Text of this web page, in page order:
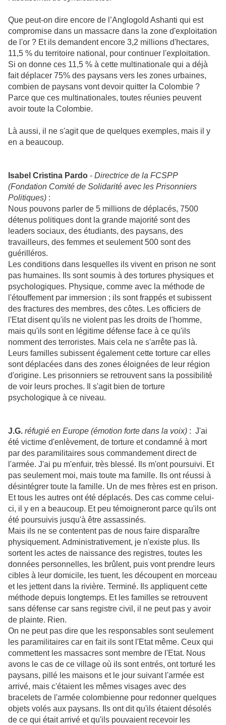
Que peut-on dire encore de l’Anglogold Ashanti qui est
compromise dans un massacre dans la zone d'exploitation
de l'or ? Et ils demandent encore 3,2 millions d'hectares,
11,5 % du territoire national, pour continuer l'exploitation.
Si on donne ces 11,5 % à cette multinationale qui a déjà
fait déplacer 75% des paysans vers les zones urbaines,
combien de paysans vont devoir quitter la Colombie ?
Parce que ces multinationales, toutes réunies peuvent
avoir toute la Colombie.
Là aussi, il ne s'agit que de quelques exemples, mais il y
en a beaucoup.
Isabel Cristina Pardo - Directrice de la FCSPP
(Fondation Comité de Solidarité avec les Prisonniers
Politiques) :
Nous pouvons parler de 5 millions de déplacés, 7500
détenus politiques dont la grande majorité sont des
leaders sociaux, des étudiants, des paysans, des
travailleurs, des femmes et seulement 500 sont des
guérilléros.
Les conditions dans lesquelles ils vivent en prison ne sont
pas humaines. Ils sont soumis à des tortures physiques et
psychologiques. Physique, comme avec la méthode de
l'étouffement par immersion ; ils sont frappés et subissent
des fractures des membres, des côtes. Les officiers de
l'Etat disent qu'ils ne violent pas les droits de l'homme,
mais qu'ils sont en légitime défense face à ce qu'ils
nomment des terroristes. Mais cela ne s'arrête pas là.
Leurs familles subissent également cette torture car elles
sont déplacées dans des zones éloignées de leur région
d'origine. Les prisonniers se retrouvent sans la possibilité
de voir leurs proches. Il s'agit bien de torture
psychologique à ce niveau.
J.G. réfugié en Europe (émotion forte dans la voix) : J'ai
été victime d'enlèvement, de torture et condamné à mort
par des paramilitaires sous commandement direct de
l'armée. J'ai pu m'enfuir, très blessé. Ils m'ont poursuivi. Et
pas seulement moi, mais toute ma famille. Ils ont réussi à
désintégrer toute la famille. Un de mes frères est en prison.
Et tous les autres ont été déplacés. Des cas comme celui-
ci, il y en a beaucoup. Et peu témoigneront parce qu'ils ont
été poursuivis jusqu'à être assassinés.
Mais ils ne se contentent pas de nous faire disparaître
physiquement. Administrativement, je n'existe plus. Ils
sortent les actes de naissance des registres, toutes les
données personnelles, les brûlent, puis vont prendre leurs
cibles à leur domicile, les tuent, les découpent en morceau
et les jettent dans la rivière. Terminé. Ils appliquent cette
méthode depuis longtemps. Et les familles se retrouvent
sans défense car sans registre civil, il ne peut pas y avoir
de plainte. Rien.
On ne peut pas dire que les responsables sont seulement
les paramilitaires car en fait ils sont l'Etat même. Ceux qui
commettent les massacres sont membre de l'Etat. Nous
avons le cas de ce village où ils sont entrés, ont torturé les
paysans, pillé les maisons et le jour suivant l'armée est
arrivé, mais c'étaient les mêmes visages avec des
bracelets de l'armée colombienne pour redonner quelques
objets volés aux paysans. Ils ont dit qu'ils étaient désolés
de ce qui était arrivé et qu'ils pouvaient recevoir les